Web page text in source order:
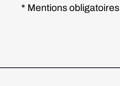
* Mentions obligatoires